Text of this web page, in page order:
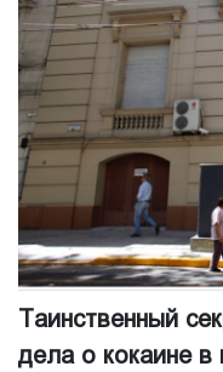
Таинственный
дела о кокаине в